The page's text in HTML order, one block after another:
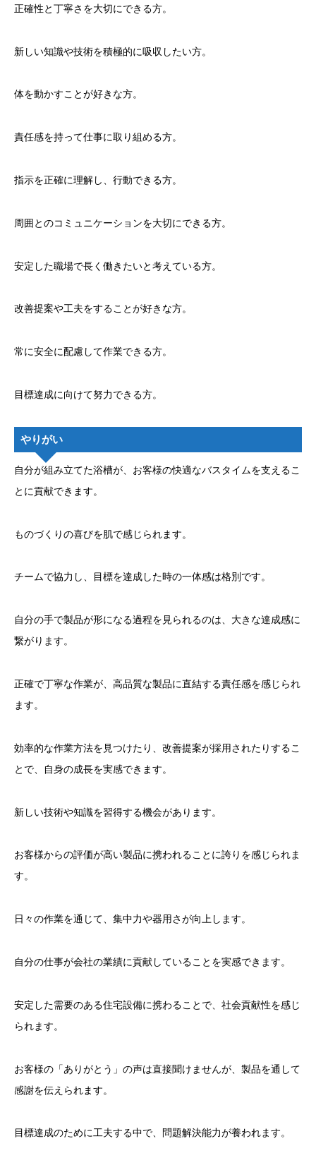
正確性と丁寧さを大切にできる方。
新しい知識や技術を積極的に吸収したい方。
体を動かすことが好きな方。
責任感を持って仕事に取り組める方。
指示を正確に理解し、行動できる方。
周囲とのコミュニケーションを大切にできる方。
安定した職場で長く働きたいと考えている方。
改善提案や工夫をすることが好きな方。
常に安全に配慮して作業できる方。
目標達成に向けて努力できる方。
やりがい
自分が組み立てた浴槽が、お客様の快適なバスタイムを支えるこ
とに貢献できます。
ものづくりの喜びを肌で感じられます。
チームで協力し、目標を達成した時の一体感は格別です。
自分の手で製品が形になる過程を見られるのは、大きな達成感に
繋がります。
正確で丁寧な作業が、高品質な製品に直結する責任感を感じられ
ます。
効率的な作業方法を見つけたり、改善提案が採用されたりするこ
とで、自身の成長を実感できます。
新しい技術や知識を習得する機会があります。
お客様からの評価が高い製品に携われることに誇りを感じられま
す。
日々の作業を通じて、集中力や器用さが向上します。
自分の仕事が会社の業績に貢献していることを実感できます。
安定した需要のある住宅設備に携わることで、社会貢献性を感じ
られます。
お客様の「ありがとう」の声は直接聞けませんが、製品を通して
感謝を伝えられます。
目標達成のために工夫する中で、問題解決能力が養われます。